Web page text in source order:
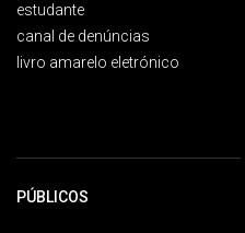
estudante
canal de denúncias
livro amarelo eletrónico
PÚBLICOS